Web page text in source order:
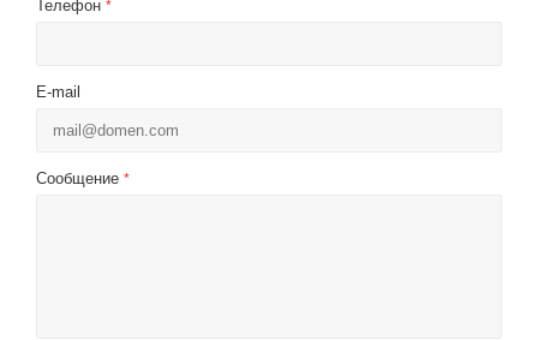
Телефон *
E-mail
Сообщение *